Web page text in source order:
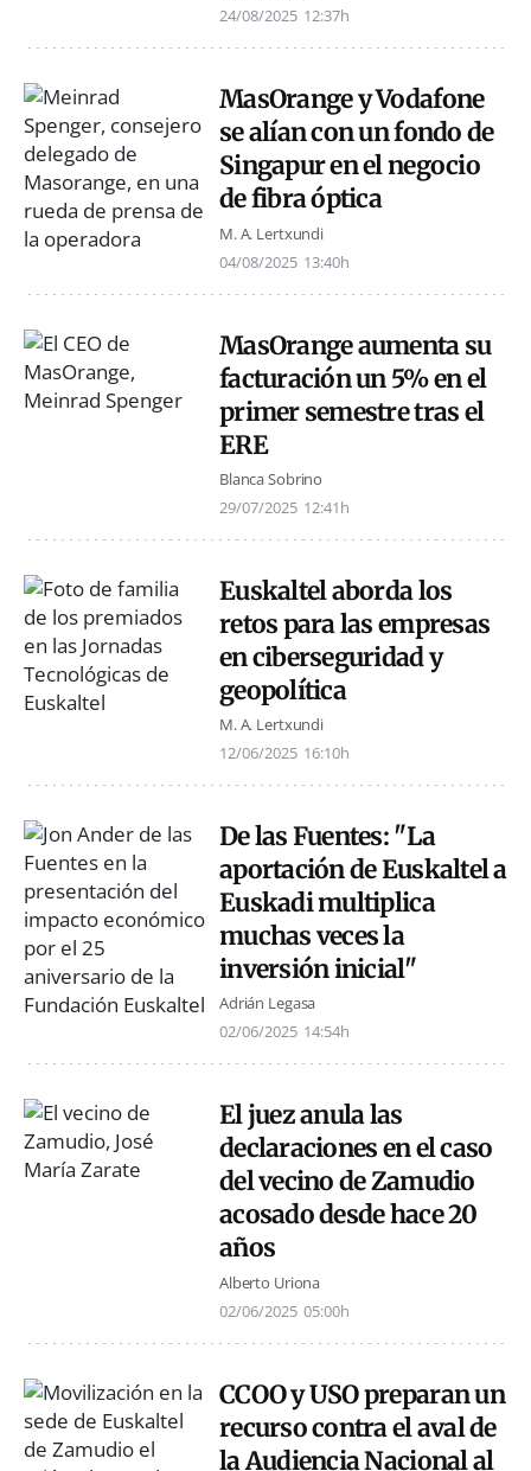
24/08/2025 12:37h
MasOrange y Vodafone
se alían con un fondo de
Singapur en el negocio
de fibra óptica
M. A. Lertxundi
04/08/2025 13:40h
MasOrange aumenta su
facturación un 5% en el
primer semestre tras el
ERE
Blanca Sobrino
29/07/2025 12:41h
Euskaltel aborda los
retos para las empresas
en ciberseguridad y
geopolítica
M. A. Lertxundi
12/06/2025 16:10h
De las Fuentes: "La
aportación de Euskaltel a
Euskadi multiplica
muchas veces la
inversión inicial"
Adrián Legasa
02/06/2025 14:54h
El juez anula las
declaraciones en el caso
del vecino de Zamudio
acosado desde hace 20
años
Alberto Uriona
02/06/2025 05:00h
CCOO y USO preparan un
recurso contra el aval de
la Audiencia Nacional al